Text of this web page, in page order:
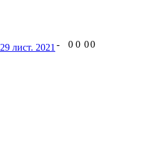
29 лист. 2021 - 0 0 00